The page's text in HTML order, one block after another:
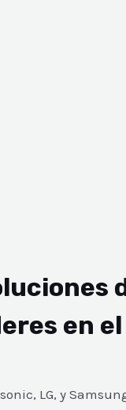
en
LG, y